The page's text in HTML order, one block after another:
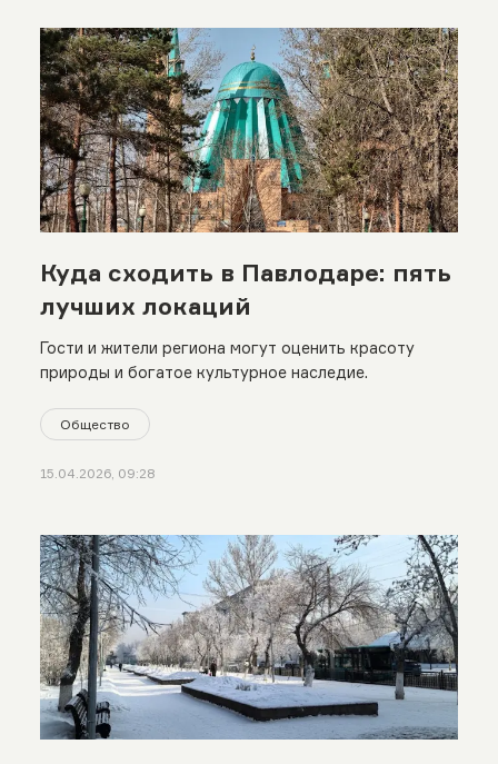
Куда сходить в Павлодаре: пять
лучших локаций
Гости и жители региона могут оценить красоту
природы и богатое культурное наследие.
Общество
15.04.2026, 09:28